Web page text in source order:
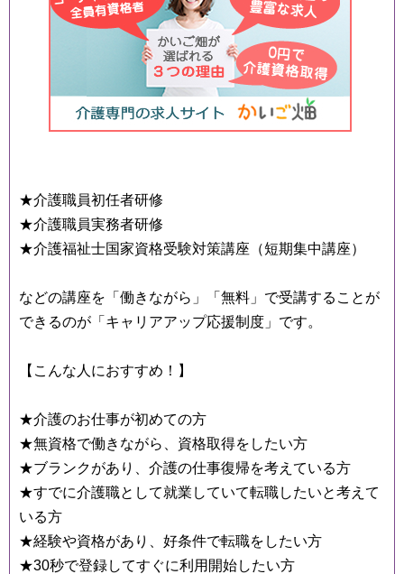
★介護職員初任者研修
★介護職員実務者研修
★介護福祉士国家資格受験対策講座（短期集中講座）
などの講座を「働きながら」「無料」で受講することが
できるのが「キャリアアップ応援制度」です。
【こんな人におすすめ！】
★介護のお仕事が初めての方
★無資格で働きながら、資格取得をしたい方
★ブランクがあり、介護の仕事復帰を考えている方
★すでに介護職として就業していて転職したいと考えて
いる方
★経験や資格があり、好条件で転職をしたい方
★30秒で登録してすぐに利用開始したい方